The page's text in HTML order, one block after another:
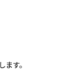
す。